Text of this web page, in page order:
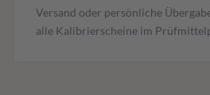
Versand oder persönliche
alle Kalibrierscheine im